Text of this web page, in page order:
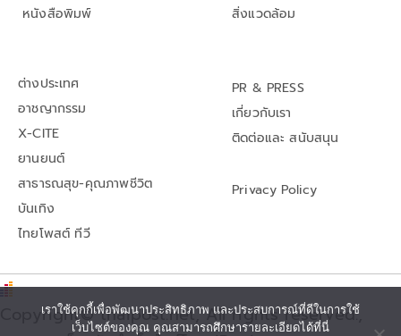
หนังสือพิมพ์
สิ่งแวดล้อม
ต่างประเทศ
อาชญากรรม
X-CITE
ยานยนต์
สาธารณสุข-คุณภาพชีวิต
บันเทิง
ไทยโพสต์ ทีวี
PR & PRESS
เกี่ยวกับเรา
ติดต่อและ สนับสนุน
Privacy Policy
Copyright© thaipost.net, All rights reserved.,
เราใช้คุกกี้เพื่อพัฒนาประสิทธิภาพ และประสบการณ์ที่ดีในการใช้
เว็บไซต์ของคุณ คุณสามารถศึกษารายละเอียดได้ที่นี่